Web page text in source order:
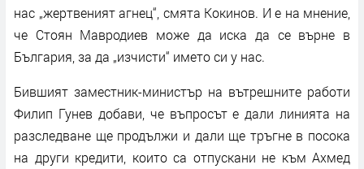
нас „жертвеният агнец“, смята Кокинов. И е на мнение,
че Стоян Мавродиев може да иска да се върне в
България, за да „изчисти“ името си у нас.
Бившият заместник-министър на вътрешните работи
Филип Гунев добави, че въпросът е дали линията на
разследване ще продължи и дали ще тръгне в посока
на други кредити, които са отпускани не към Ахмед